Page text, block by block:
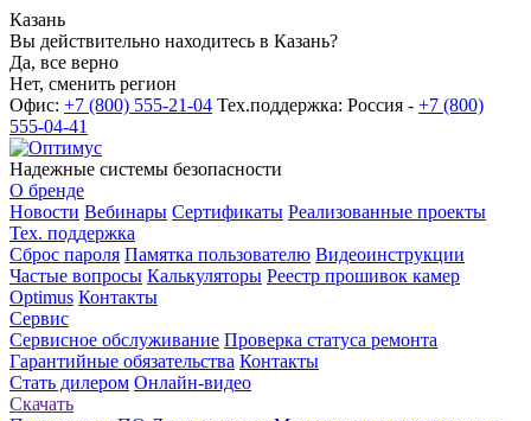
Казань
Вы действительно находитесь в Казань?
Да, все верно
Нет, сменить регион
Офис: +7 (800) 555-21-04 Тех.поддержка: Россия - +7 (800)
555-04-41
Надежные системы безопасности
О бренде
Новости Вебинары Сертификаты Реализованные проекты
Тех. поддержка
Сброс пароля Памятка пользователю Видеоинструкции
Частые вопросы Калькуляторы Реестр прошивок камер
Optimus Контакты
Сервис
Сервисное обслуживание Проверка статуса ремонта
Гарантийные обязательства Контакты
Стать дилером Онлайн-видео
Скачать